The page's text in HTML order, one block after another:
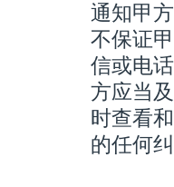
通知甲
不保证
信或电
方应当
时查看
的任何